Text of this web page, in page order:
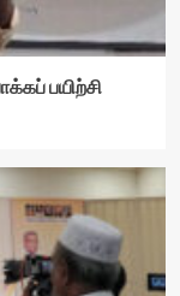
பயிற்சி